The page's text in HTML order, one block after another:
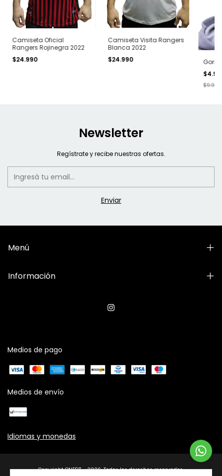
Camiseta Oficial
Rangers Rojinegra 2022
$24.990
Camiseta Visita Rangers
Blanca 2022
$24.990
$9.990
Newsletter
Regístrate y recibe nuestras ofertas.
Menú
Información
Medios de pago
Medios de envío
Idiomas y monedas
Copyright ONEFIT - 2026. Todos los derechos reservados.